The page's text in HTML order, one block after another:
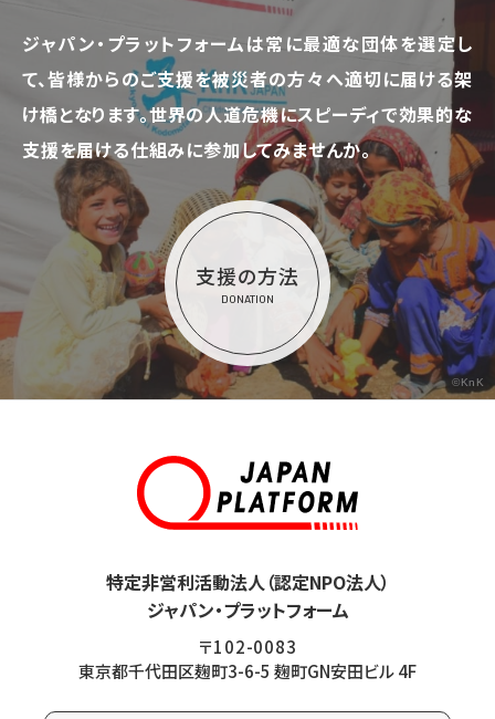
ジャパン・プラットフォームは常に最適な団体を選定し
て、皆様からのご支援を被災者の方々へ適切に届ける架
け橋となります。世界の人道危機にスピーディで効果的な
支援を届ける仕組みに参加してみませんか。
支援の方法
DONATION
©KnK
特定非営利活動法人（認定NPO法人）
ジャパン・プラットフォーム
〒102-0083
東京都千代田区麹町3-6-5 麹町GN安田ビル 4F